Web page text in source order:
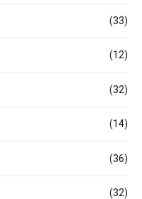
(33)
(12)
(32)
(14)
(36)
(32)